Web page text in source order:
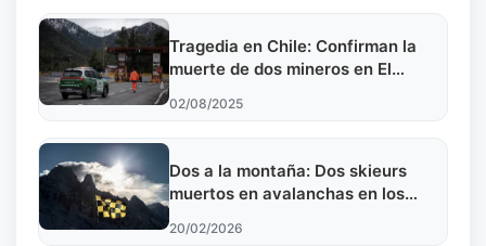
Tragedia en Chile: Confirman la
muerte de dos mineros en El
02/08/2025
Dos a la montaña: Dos skieurs
muertos en avalanchas en los
20/02/2026